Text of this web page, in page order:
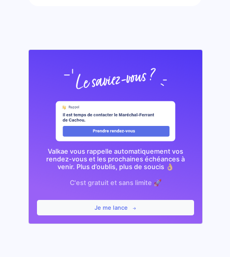
Valkae vous rappelle automatiquement vos
rendez-vous et les prochaines échéances à
venir. Plus d’oublis, plus de soucis 👌🏼
C'est gratuit et sans limite 🚀
Je me lance